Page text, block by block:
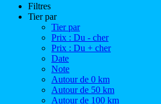
Filtres
Tier par
Tier par
Prix : Du - cher
Prix : Du + cher
Date
Note
Autour de 0 km
Autour de 50 km
Autour de 100 km